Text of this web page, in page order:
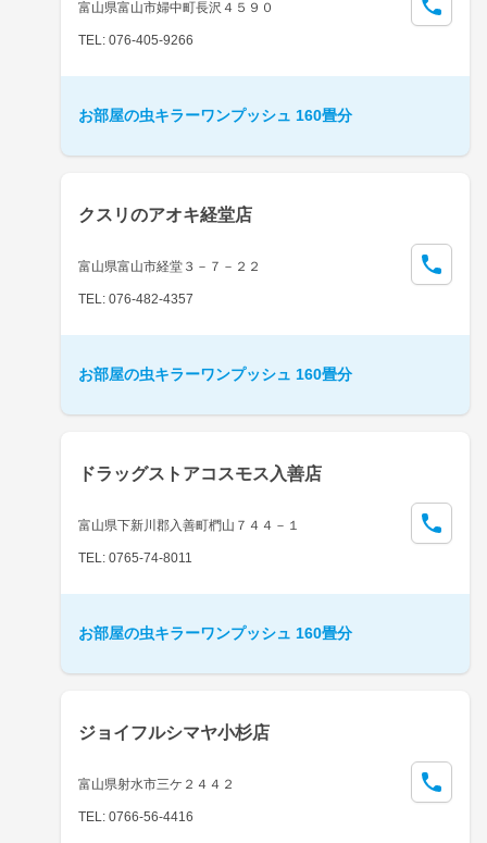
富山県富山市婦中町長沢４５９０
TEL: 076-405-9266
お部屋の虫キラーワンプッシュ 160畳分
クスリのアオキ経堂店
富山県富山市経堂３－７－２２
TEL: 076-482-4357
お部屋の虫キラーワンプッシュ 160畳分
ドラッグストアコスモス入善店
富山県下新川郡入善町椚山７４４－１
TEL: 0765-74-8011
お部屋の虫キラーワンプッシュ 160畳分
ジョイフルシマヤ小杉店
富山県射水市三ケ２４４２
TEL: 0766-56-4416